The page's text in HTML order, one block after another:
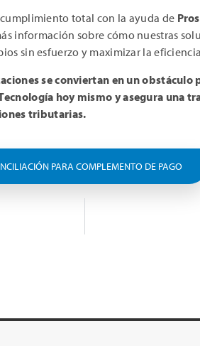
total con la ayuda de
información sobre cómo nuestras
sin esfuerzo y maximizar la
se conviertan en un obstáculo
hoy mismo y asegura una
tributarias.
PARA COMPLEMENTO DE PAGO